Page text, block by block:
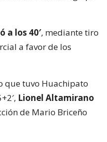
a los 40′, mediante tiro
a favor de los
que tuvo Huachipato
Lionel Altamirano
de Mario Briceño